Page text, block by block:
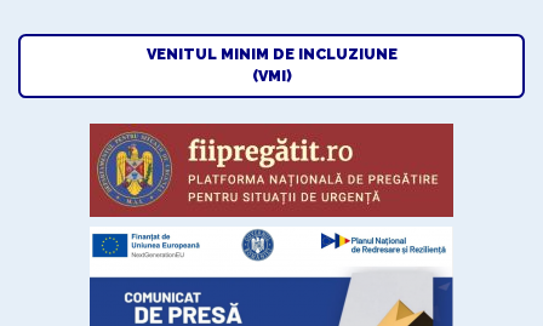
VENITUL MINIM DE INCLUZIUNE
(VMI)